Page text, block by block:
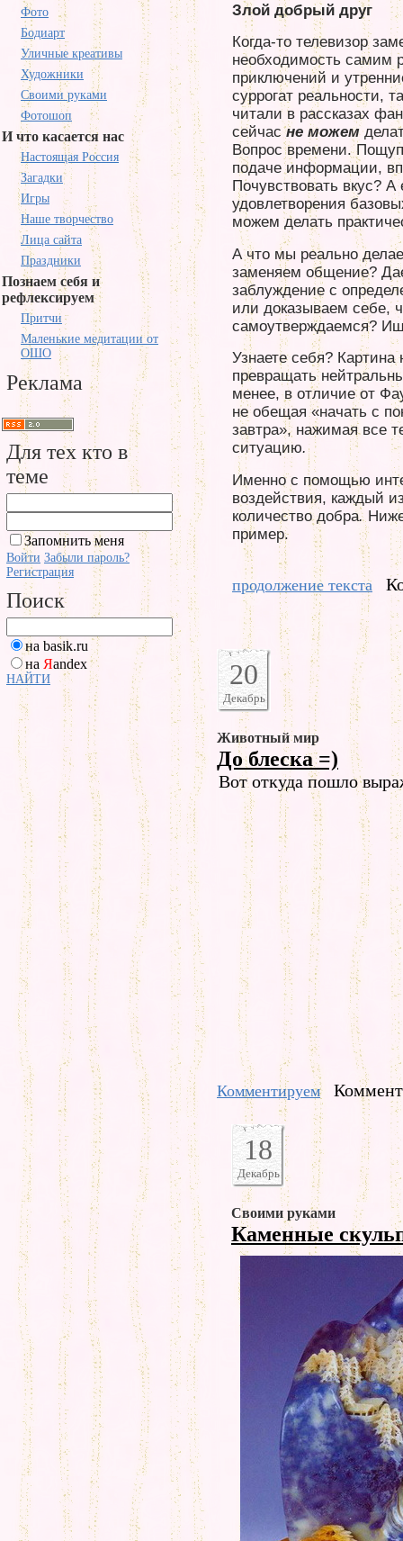
Фото
Бодиарт
Уличные креативы
Художники
Своими руками
Фотошоп
И что касается нас
Настоящая Россия
Загадки
Игры
Наше творчество
Лица сайта
Праздники
Познаем себя и
рефлексируем
Притчи
Маленькие медитации от
ОШО
Реклама
Для тех кто в
теме
Запомнить меня
Войти Забыли пароль?
Регистрация
Поиск
на basik.ru
на Яandex
НАЙТИ
Злой добрый друг
Когда-то телевизор
необходимость самим
приключений и
суррогат реальности,
читали в рассказах
сейчасне можем
Вопрос времени.
подаче информации,
Почувствовать вкус?
удовлетворения
можем делать
А что мы реально
заменяем общение?
заблуждение с
или доказываем себе,
самоутверждаемся?
Узнаете себя? Картина
превращать
менее, в отличие от
не обещая «начать с
завтра», нажимая все
ситуацию.
Именно с помощью
воздействия, каждый
количество добра.
пример.
продолжение текста
20
Декабрь
Животный мир
До блеска =)
Вот откуда пошло
Комментируем
18
Декабрь
Своими руками
Каменные